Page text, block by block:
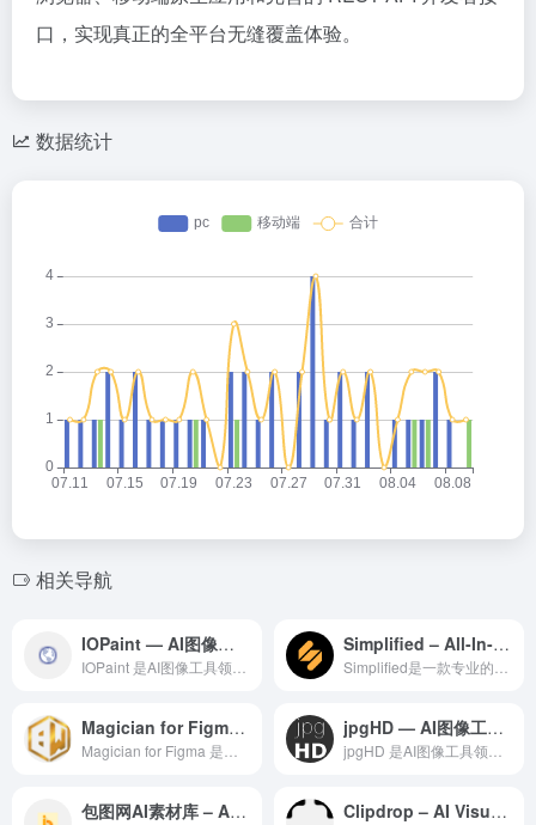
口，实现真正的全平台无缝覆盖体验。
数据统计
相关导航
IOPaint — AI图像工具领域的专业 AI 工具 Simplified – All-In-One Marketing App
Magician for Figma — AI 设计领域的领先 AI 工具 jpgHD — AI图像工具领域的专业 AI 工具
包图网AI素材库 – AI设计工具 Clipdrop – AI Visual Tools